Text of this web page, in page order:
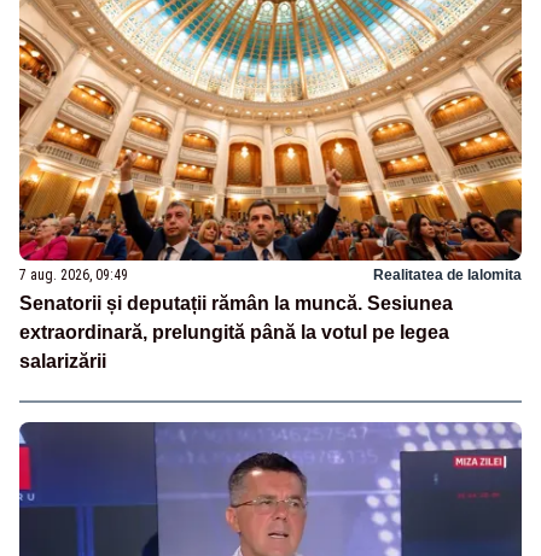
7 aug. 2026, 09:49 Realitatea de Ialomita
Senatorii și deputații rămân la muncă. Sesiunea
extraordinară, prelungită până la votul pe legea
salarizării